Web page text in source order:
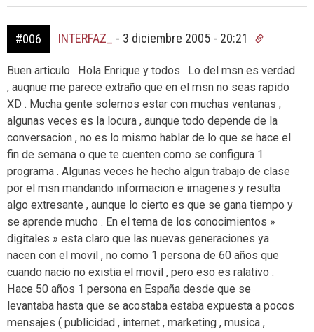
#006 INTERFAZ_ - 3 diciembre 2005 - 20:21
Buen articulo . Hola Enrique y todos . Lo del msn es verdad
, auqnue me parece extraño que en el msn no seas rapido
XD . Mucha gente solemos estar con muchas ventanas ,
algunas veces es la locura , aunque todo depende de la
conversacion , no es lo mismo hablar de lo que se hace el
fin de semana o que te cuenten como se configura 1
programa . Algunas veces he hecho algun trabajo de clase
por el msn mandando informacion e imagenes y resulta
algo extresante , aunque lo cierto es que se gana tiempo y
se aprende mucho . En el tema de los conocimientos »
digitales » esta claro que las nuevas generaciones ya
nacen con el movil , no como 1 persona de 60 años que
cuando nacio no existia el movil , pero eso es ralativo .
Hace 50 años 1 persona en España desde que se
levantaba hasta que se acostaba estaba expuesta a pocos
mensajes ( publicidad , internet , marketing , musica ,